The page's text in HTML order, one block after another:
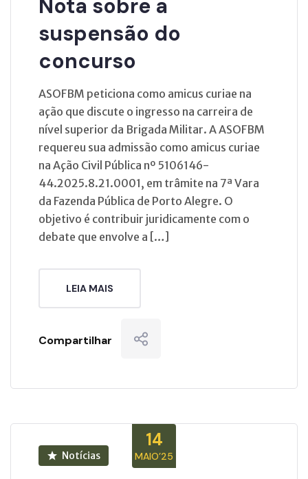
Nota sobre a
suspensão do
concurso
ASOFBM peticiona como amicus curiae na
ação que discute o ingresso na carreira de
nível superior da Brigada Militar. A ASOFBM
requereu sua admissão como amicus curiae
na Ação Civil Pública nº 5106146-
44.2025.8.21.0001, em trâmite na 7ª Vara
da Fazenda Pública de Porto Alegre. O
objetivo é contribuir juridicamente com o
debate que envolve a […]
LEIA MAIS
Compartilhar
14
MAIO’25
Notícias